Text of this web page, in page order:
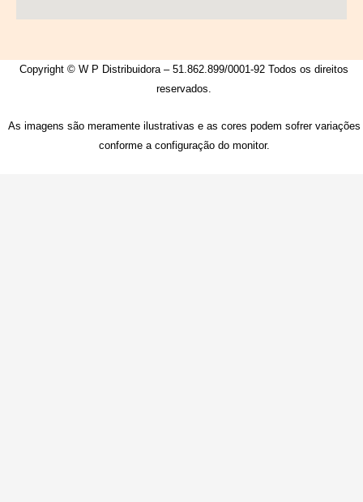
Copyright © W P Distribuidora – 51.862.899/0001-92 Todos os direitos
reservados.
As imagens são meramente ilustrativas e as cores podem sofrer variações
conforme a configuração do monitor.